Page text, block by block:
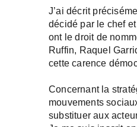
J’ai décrit
décidé par le chef
ont le droit de
Ruffin, Raquel
cette carence
Concernant la
mouvements
substituer aux